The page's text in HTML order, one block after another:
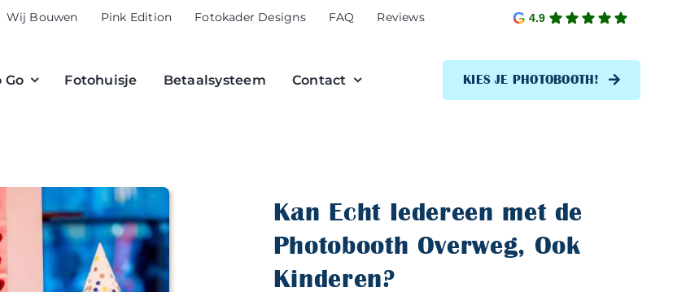
Wij Bouwen Pink Edition Fotokader Designs FAQ Reviews 4.9
Go Fotohuisje Betaalsysteem Contact KIES JE PHOTOBOOTH!
Kan Echt Iedereen met de
Photobooth Overweg, Ook
Kinderen?